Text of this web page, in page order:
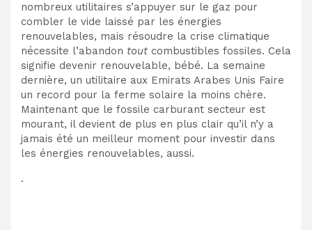
nombreux utilitaires s’appuyer sur le gaz pour
combler le vide laissé par les énergies
renouvelables, mais résoudre la crise climatique
nécessite l’abandon toutcombustibles fossiles. Cela
signifie devenir renouvelable, bébé. La semaine
dernière, un utilitaire aux Emirats Arabes Unis Faire
un record pour la ferme solaire la moins chère.
Maintenant que le fossile carburant secteur est
mourant, il devient de plus en plus clair qu’il n’y a
jamais été un meilleur moment pour investir dans
les énergies renouvelables, aussi.
.